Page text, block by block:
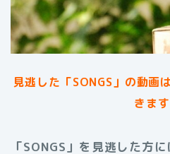
見逃した「SONGS」の動画
きます
「SONGS」を見逃した方